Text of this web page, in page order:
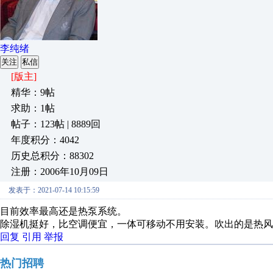
李纯绪
关注 私信
[版主]
精华：9帖
求助：1帖
帖子：123帖 | 8889回
年度积分：4042
历史总积分：88302
注册：2006年10月09日
发表于：2021-07-14 10:15:59
目前效率最高还是热泵系统。
除湿机挺好，比空调便宜，一体可移动不用安装。吹出的是热
回复 引用 举报
热门招聘